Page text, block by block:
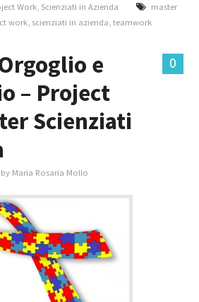
Work, Scienziati in Azienda
master
work scienziati in azienda ,teamwork
0
e
– Project
Scienziati
by Maria Rosaria Mollo